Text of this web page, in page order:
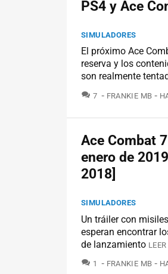
PS4 y Ace
SIMULADORES
El próximo Ace
reserva y los
son realmente
7 COMENTARIOS
FRANKIE MB
Ace Combat
enero de
2018]
SIMULADORES
Un tráiler con
esperan encontrar
de lanzamiento
1 COMENTARIOS
FRANKIE MB